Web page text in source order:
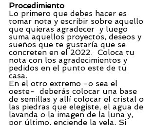
Procedimiento
Lo primero que debes hacer es
tomar nota y escribir sobre aquello
que quieras agradecer  y luego
suma aquellos proyectos, deseos y
sueños que te gustaría que se
concreten en el 2022.  Coloca tu
nota con los agradecimientos y
pedidos en el punto este de tu
casa.
En el otro extremo -o sea el
oeste-  deberás colocar una base
de semillas y allí colocar el cristal o
las piedras que elegiste, el agua de
lavanda o la imagen de la luna y,
por último, enciende la vela. Si